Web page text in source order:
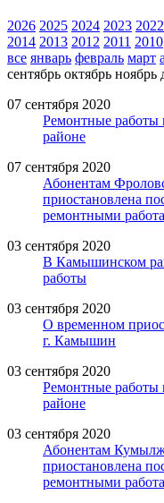
2026 2025 2024 2023 2022
2014 2013 2012 2011 2010
все январь февраль март
сентябрь октябрь ноябрь
07 сентября 2020
Ремонтные работы
районе
07 сентября 2020
Абонентам
приостановлена
ремонтными
03 сентября 2020
В Камышинском
работы
03 сентября 2020
О временном
г. Камышин
03 сентября 2020
Ремонтные работы
районе
03 сентября 2020
Абонентам
приостановлена
ремонтными